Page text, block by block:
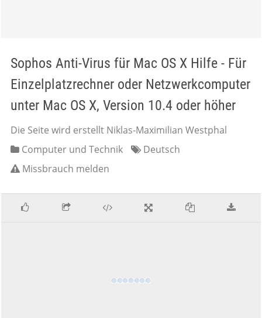
Sophos Anti-Virus für Mac OS X Hilfe - Für
Einzelplatzrechner oder Netzwerkcomputer
unter Mac OS X, Version 10.4 oder höher
Die Seite wird erstellt Niklas-Maximilian Westphal
Computer und Technik
Deutsch
Missbrauch melden